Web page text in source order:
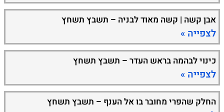
אבן קשה | קשה מאוד לבניה – תשבץ תשחץ
לצפייה »
כינוי לבהמה בראש העדר – תשבץ תשחץ
לצפייה »
החלק שהפרי מחובר בו אל הענף – תשבץ תשחץ